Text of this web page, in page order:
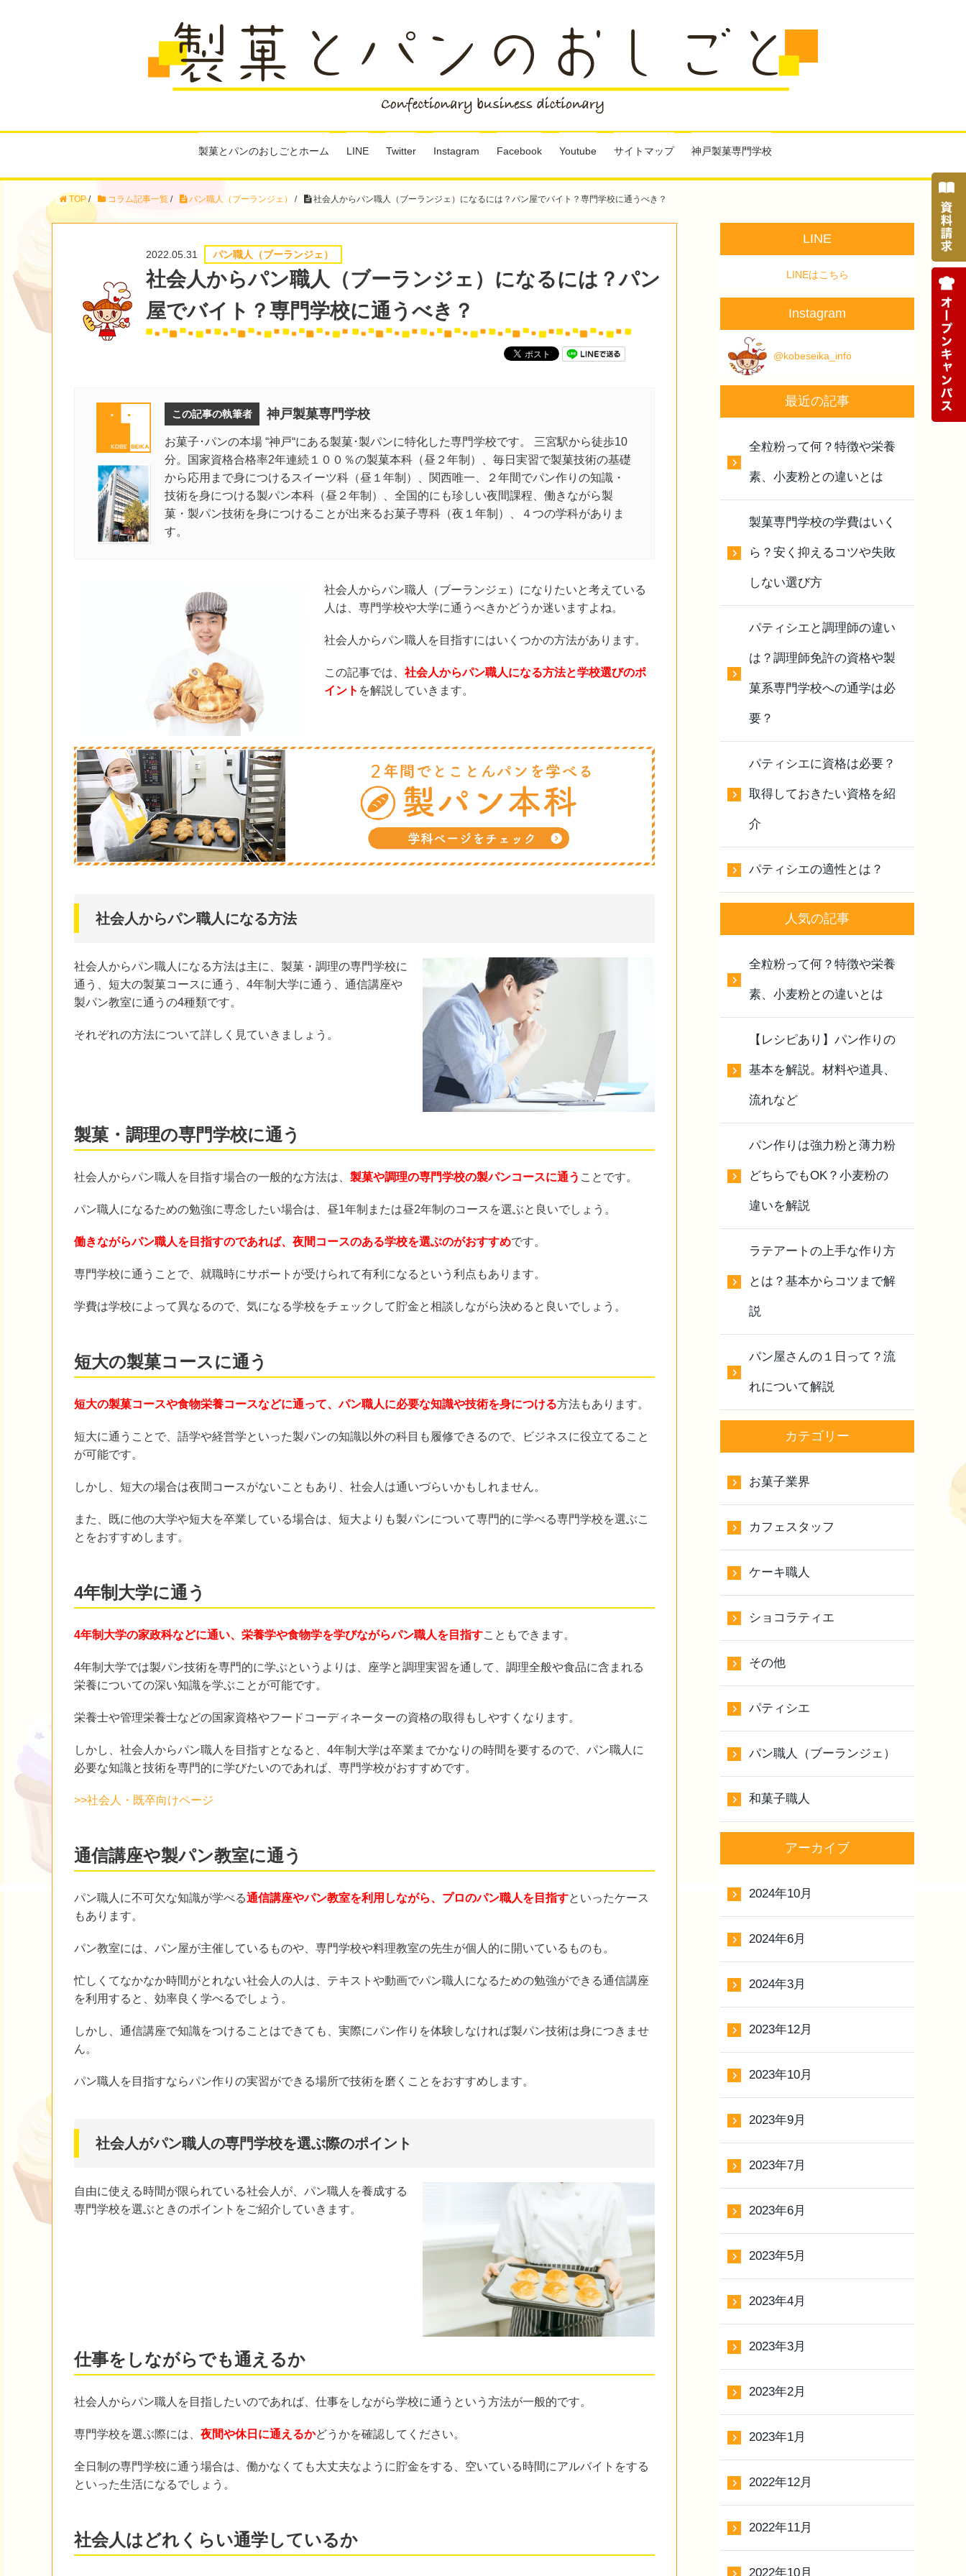
製菓とパンのおしごとホーム LINE Twitter Instagram Facebook Youtube サイトマップ 神戸製菓専門学校
TOP / コラム記事一覧 / パン職人（ブーランジェ） / 社会人からパン職人（ブーランジェ）になるには？パン屋でバイト？専門学校に通うべき？
2022.05.31 パン職人（ブーランジェ）
社会人からパン職人（ブーランジェ）になるには？パン
屋でバイト？専門学校に通うべき？
この記事の執筆者 神戸製菓専門学校
お菓子･パンの本場 “神戸“にある製菓･製パンに特化した専門学校です。 三宮駅から徒歩10
分。国家資格合格率2年連続１００％の製菓本科（昼２年制）、毎日実習で製菓技術の基礎
から応用まで身につけるスイーツ科（昼１年制）、関西唯一、２年間でパン作りの知識・
技術を身につける製パン本科（昼２年制）、全国的にも珍しい夜間課程、働きながら製
菓・製パン技術を身につけることが出来るお菓子専科（夜１年制）、４つの学科がありま
す。
社会人からパン職人（ブーランジェ）になりたいと考えている
人は、専門学校や大学に通うべきかどうか迷いますよね。
社会人からパン職人を目指すにはいくつかの方法があります。
この記事では、社会人からパン職人になる方法と学校選びのポ
イント を解説していきます。
社会人からパン職人になる方法
社会人からパン職人になる方法は主に、製菓・調理の専門学校に
通う、短大の製菓コースに通う、4年制大学に通う、通信講座や
製パン教室に通うの4種類です。
それぞれの方法について詳しく見ていきましょう。
製菓・調理の専門学校に通う
社会人からパン職人を目指す場合の一般的な方法は、 製菓や調理の専門学校の製パンコースに通う ことです。
パン職人になるための勉強に専念したい場合は、昼1年制または昼2年制のコースを選ぶと良いでしょう。
働きながらパン職人を目指すのであれば、夜間コースのある学校を選ぶのがおすすめです。
専門学校に通うことで、就職時にサポートが受けられて有利になるという利点もあります。
学費は学校によって異なるので、気になる学校をチェックして貯金と相談しながら決めると良いでしょう。
短大の製菓コースに通う
短大の製菓コースや食物栄養コースなどに通って、パン職人に必要な知識や技術を身につける方法もあります。
短大に通うことで、語学や経営学といった製パンの知識以外の科目も履修できるので、ビジネスに役立てること
が可能です。
しかし、短大の場合は夜間コースがないこともあり、社会人は通いづらいかもしれません。
また、既に他の大学や短大を卒業している場合は、短大よりも製パンについて専門的に学べる専門学校を選ぶこ
とをおすすめします。
4年制大学に通う
4年制大学の家政科などに通い、栄養学や食物学を学びながらパン職人を目指すこともできます。
4年制大学では製パン技術を専門的に学ぶというよりは、座学と調理実習を通して、調理全般や食品に含まれる
栄養についての深い知識を学ぶことが可能です。
栄養士や管理栄養士などの国家資格やフードコーディネーターの資格の取得もしやすくなります。
しかし、社会人からパン職人を目指すとなると、4年制大学は卒業までかなりの時間を要するので、パン職人に
必要な知識と技術を専門的に学びたいのであれば、専門学校がおすすめです。
>>社会人・既卒向けページ
通信講座や製パン教室に通う
パン職人に不可欠な知識が学べる通信講座やパン教室を利用しながら、プロのパン職人を目指すといったケース
もあります。
パン教室には、パン屋が主催しているものや、専門学校や料理教室の先生が個人的に開いているものも。
忙しくてなかなか時間がとれない社会人の人は、テキストや動画でパン職人になるための勉強ができる通信講座
を利用すると、効率良く学べるでしょう。
しかし、通信講座で知識をつけることはできても、実際にパン作りを体験しなければ製パン技術は身につきませ
ん。
パン職人を目指すならパン作りの実習ができる場所で技術を磨くことをおすすめします。
社会人がパン職人の専門学校を選ぶ際のポイント
自由に使える時間が限られている社会人が、パン職人を養成する
専門学校を選ぶときのポイントをご紹介していきます。
仕事をしながらでも通えるか
社会人からパン職人を目指したいのであれば、仕事をしながら学校に通うという方法が一般的です。
専門学校を選ぶ際には、 夜間や休日に通えるかどうかを確認してください。
全日制の専門学校に通う場合は、働かなくても大丈夫なように貯金をする、空いている時間にアルバイトをする
といった生活になるでしょう。
社会人はどれくらい通学しているか
LINE
LINEはこちら
Instagram
@kobeseika_info
最近の記事
全粒粉って何？特徴や栄養
素、小麦粉との違いとは
製菓専門学校の学費はいく
ら？安く抑えるコツや失敗
しない選び方
パティシエと調理師の違い
は？調理師免許の資格や製
菓系専門学校への通学は必
要？
パティシエに資格は必要？
取得しておきたい資格を紹
介
パティシエの適性とは？
人気の記事
全粒粉って何？特徴や栄養
素、小麦粉との違いとは
【レシピあり】パン作りの
基本を解説。材料や道具、
流れなど
パン作りは強力粉と薄力粉
どちらでもOK？小麦粉の
違いを解説
ラテアートの上手な作り方
とは？基本からコツまで解
説
パン屋さんの１日って？流
れについて解説
カテゴリー
お菓子業界
カフェスタッフ
ケーキ職人
ショコラティエ
その他
パティシエ
パン職人（ブーランジェ）
和菓子職人
アーカイブ
2024年10月
2024年6月
2024年3月
2023年12月
2023年10月
2023年9月
2023年7月
2023年6月
2023年5月
2023年4月
2023年3月
2023年2月
2023年1月
2022年12月
2022年11月
2022年10月